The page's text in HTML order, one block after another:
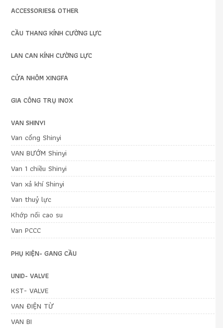
ACCESSORIES& OTHER
CẦU THANG KÍNH CƯỜNG LỰC
LAN CAN KÍNH CƯỜNG LỰC
CỬA NHÔM XINGFA
GIA CÔNG TRỤ INOX
VAN SHINYI
Van cổng Shinyi
VAN BƯỚM Shinyi
Van 1 chiều Shinyi
Van xả khí Shinyi
Van thuỷ lực
Khớp nối cao su
Van PCCC
PHỤ KIỆN- GANG CẦU
UNID- VALVE
KST- VALVE
VAN ĐIỆN TỪ
VAN BI